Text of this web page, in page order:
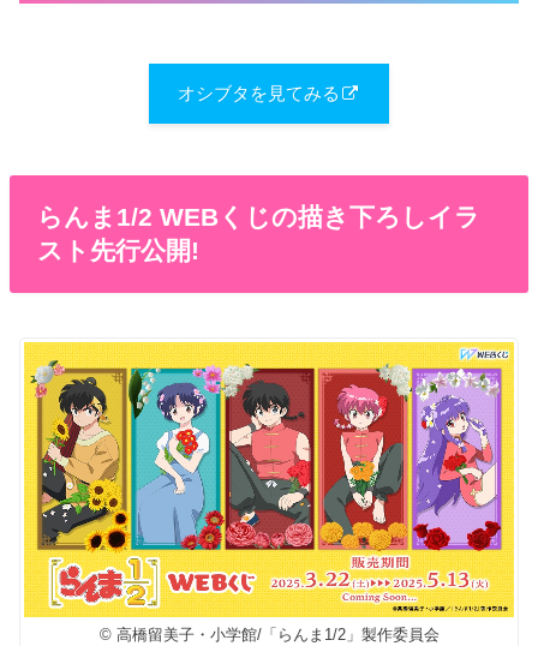
オシブタを見てみる
らんま1/2 WEBくじの描き下ろしイラ
スト先行公開!
© 高橋留美子・小学館/「らんま1/2」製作委員会